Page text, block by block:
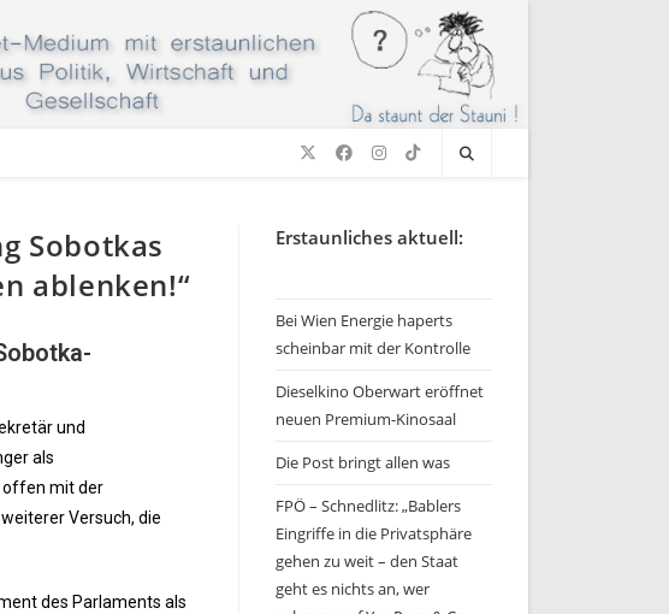
Sobotkas
ablenken!“
und
als
offen mit der
Versuch, die
des Parlaments als
Erstaunliches aktuell:
Bei Wien Energie haperts
scheinbar mit der Kontrolle
Dieselkino Oberwart eröffnet
neuen Premium-Kinosaal
Die Post bringt allen was
FPÖ – Schnedlitz: „Bablers
Eingriffe in die Privatsphäre
gehen zu weit – den Staat
geht es nichts an, wer